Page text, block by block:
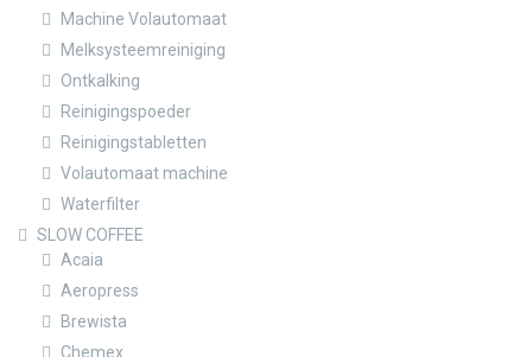
Machine Volautomaat
Melksysteemreiniging
Ontkalking
Reinigingspoeder
Reinigingstabletten
Volautomaat machine
Waterfilter
SLOW COFFEE
Acaia
Aeropress
Brewista
Chemex